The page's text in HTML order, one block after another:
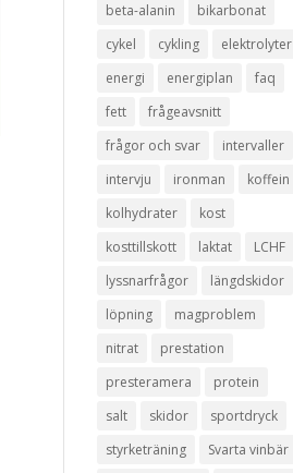
beta-alanin
bikarbonat
cykel
cykling
elektrolyter
energi
energiplan
faq
fett
frågeavsnitt
frågor och svar
intervaller
intervju
ironman
koffein
kolhydrater
kost
kosttillskott
laktat
LCHF
lyssnarfrågor
längdskidor
löpning
magproblem
nitrat
prestation
presteramera
protein
salt
skidor
sportdryck
styrketräning
Svarta vinbär